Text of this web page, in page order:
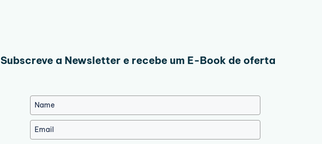
Subscreve a Newsletter e recebe um E-Book de oferta